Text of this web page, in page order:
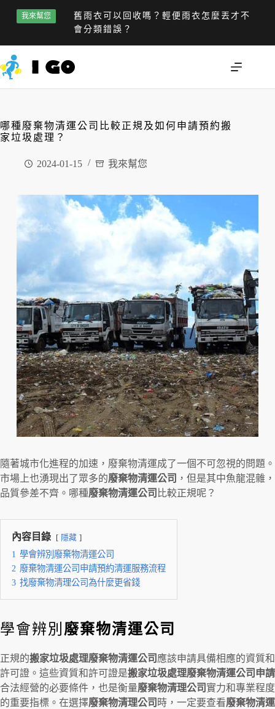
我來幫您
舊雨衣可以回收嗎？輕便雨衣怎麼丟才不
會分類錯誤？
哪種廢棄物清運公司比較正規及如何申請預約搬
家垃圾處理？
2024-01-15 我來幫您
隨著城市化進程的加速，廢棄物清運成了一個不可忽視的問題。
市場上也湧現出了眾多的廢棄物清運公司 ，但是其中魚龍混雜，
品質參差不齊。哪種廢棄物清運公司 比較正規呢？
內容目錄 隱藏
1 學會辨別廢棄物清運公司
2 廢棄物清運公司申請預約清運服務流程
3 找廢棄物清理公司為什麼更省錢
學會辨別 廢棄物清運公司
正規的搬家垃圾處理廢棄物清運公司 應該申請具備相應的資質和
許可證。這些資質和許可證是搬家垃圾處理廢棄物清運公司申請
合法經營的必要條件，也是衡量廢棄物清理公司實力和專業程度
的重要指標。在選擇廢棄物清理公司 時，一定要查看廢棄物清運